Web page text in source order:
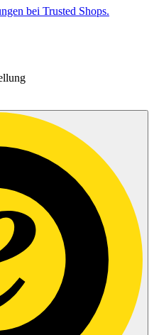
bei Trusted Shops.